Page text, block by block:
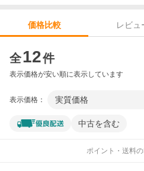
価格比較 レビュ
全12件
表示価格が安い順に表示しています
表示価格： 実質価格
中古を含む
ポイント・送料